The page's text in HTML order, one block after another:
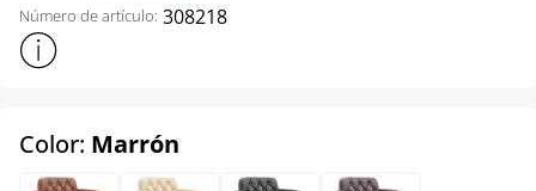
Número de artículo: 308218
Mostrar más información sobre el producto
Color: Marrón